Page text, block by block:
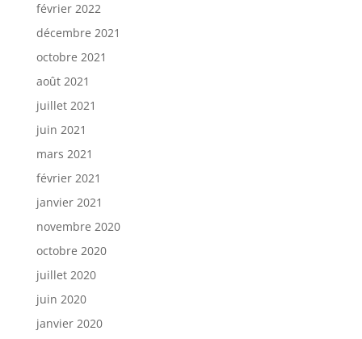
février 2022
décembre 2021
octobre 2021
août 2021
juillet 2021
juin 2021
mars 2021
février 2021
janvier 2021
novembre 2020
octobre 2020
juillet 2020
juin 2020
janvier 2020